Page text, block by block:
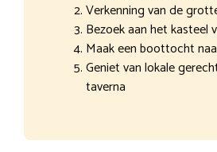
Verkenning van de
Bezoek aan het kasteel
Maak een boottocht
Geniet van lokale
taverna